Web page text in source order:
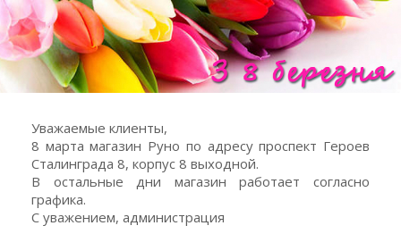
Уважаемые клиенты,
8 марта магазин Руно по адресу проспект Героев
Сталинграда 8, корпус 8 выходной.
В остальные дни магазин работает согласно
графика.
С уважением, администрация